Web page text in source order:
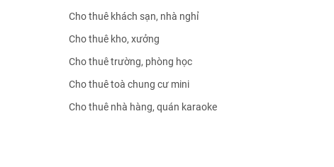
Cho thuê khách sạn, nhà nghỉ
Cho thuê kho, xưởng
Cho thuê trường, phòng học
Cho thuê toà chung cư mini
Cho thuê nhà hàng, quán karaoke